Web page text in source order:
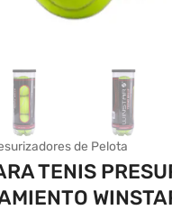
de Pelota
TENIS